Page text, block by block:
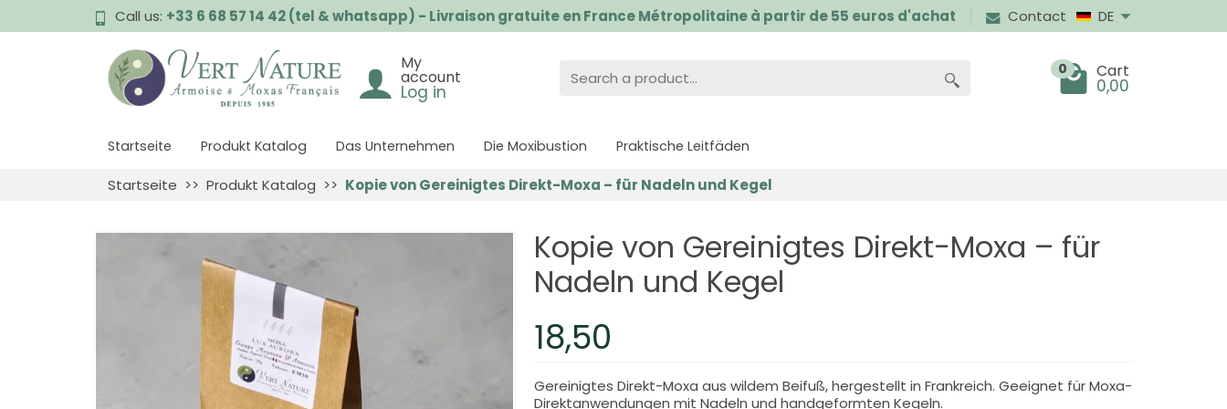
Call us: +33 6 68 57 14 42 (tel & whatsapp) - Livraison gratuite en France Métropolitaine à partir de 55 euros d'achat Contact DE
My
account
Log in
0 Cart
0,00
Startseite Produkt Katalog Das Unternehmen Die Moxibustion Praktische Leitfäden
Startseite Produkt Katalog Kopie von Gereinigtes Direkt-Moxa – für Nadeln und Kegel
Kopie von Gereinigtes Direkt-Moxa – für
Nadeln und Kegel
18,50
Gereinigtes Direkt-Moxa aus wildem Beifuß, hergestellt in Frankreich. Geeignet für Moxa-
Direktanwendungen mit Nadeln und handgeformten Kegeln.